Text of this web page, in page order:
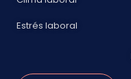
Estrés laboral